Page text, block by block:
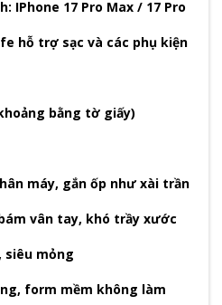
IPhone 17 Pro Max / 17 Pro
hỗ trợ sạc và các phụ kiện
bằng tờ giấy)
máy, gắn ốp như xài trần
vân tay, khó trầy xước
siêu mỏng
form mềm không làm